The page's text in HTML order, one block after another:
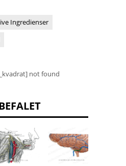
Ingredienser
not found